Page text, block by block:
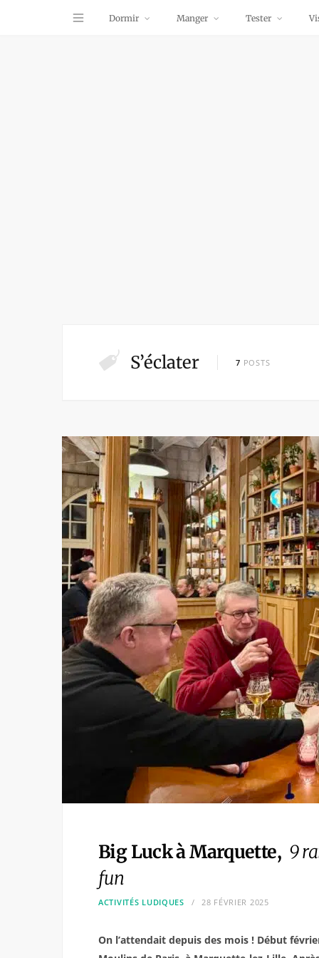
Dormir Manger Tester
S’éclater 7 POSTS
Big Luck à Marquette, 9
fun
ACTIVITÉS LUDIQUES 28 FÉVRIER 2025
On l’attendait depuis des mois ! Début